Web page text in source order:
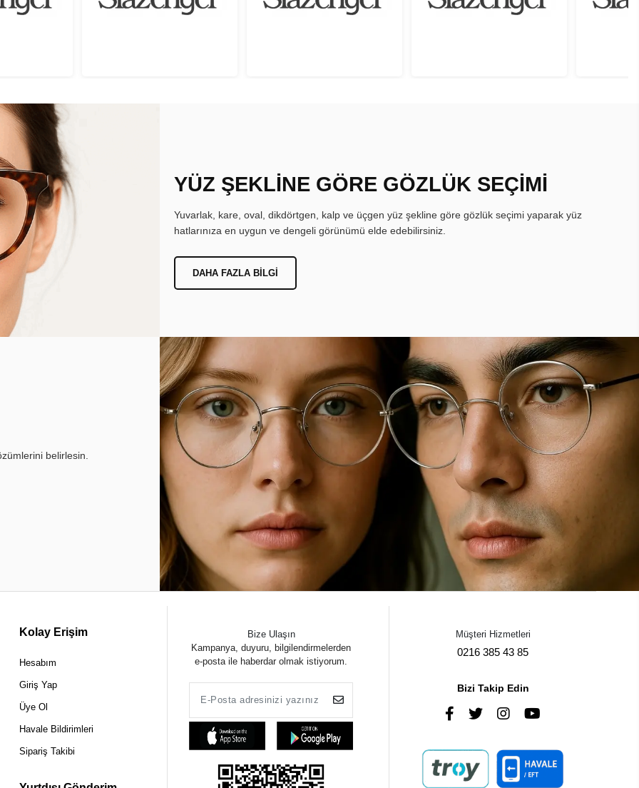
YÜZ ŞEKLİNE GÖRE GÖZLÜK SEÇİMİ
Yuvarlak, kare, oval, dikdörtgen, kalp ve üçgen yüz şekline göre gözlük seçimi yaparak yüz
hatlarınıza en uygun ve dengeli görünümü elde edebilirsiniz.
DAHA FAZLA BILGI
belirlesin.
Kolay Erişim
Hesabım
Giriş Yap
Üye Ol
Havale Bildirimleri
Sipariş Takibi
Bize Ulaşın
Kampanya, duyuru, bilgilendirmelerden
e-posta ile haberdar olmak istiyorum.
Müşteri Hizmetleri
0216 385 43 85
Bizi Takip Edin